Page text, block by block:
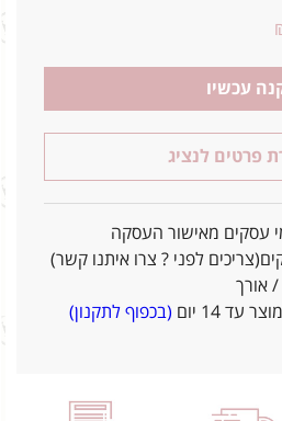
עכשיו
פרטים לנציג
אורך
14 יום
(בכפוף לתקנון)